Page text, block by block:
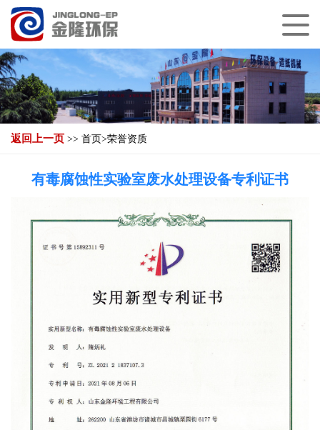
返回上一页 >> 首页>荣誉资质
有毒腐蚀性实验室废水处理设备专利证书